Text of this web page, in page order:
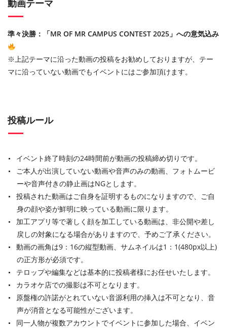
動画テーマ
準々決勝：「MR OF MR CAMPUS CONTEST 2025」への意気込み
※上記テーマに沿った動画の投稿をお勧めしておりますが、テー
マに沿っていない動画でもイベントにはご参加頂けます。
投稿ルール
イベント終了時刻の24時間前が動画の投稿締め切りです。
ご本⼈が出演していない動画や⾳声のみの動画、フォトムービ
ーや⾳声付きの静⽌画はNGとします。
投稿された動画はご⾃⾝を証明するものになりますので、ご⾃
⾝の顔や姿が鮮明に映っている動画に限ります。
加⼯アプリ等で著しく顔を加⼯している動画は、⾮公開や差し
戻しの対象になる場合がありますので、予めご了承ください。
動画の画角は9：16の縦型動画、サムネイルは1：1(480px以上)
の正方形が必須です。
テロップや編集などは基本的に投稿者様にお任せいたします。
カラオケ店での撮影は不可となります。
原盤権の許諾がとれていない⾳源利⽤の挿⼊は不可となり、⾳
声が消⾳となる可能性がございます。
同⼀⼈物が複数アカウントでイベントに参加した場合、イベン